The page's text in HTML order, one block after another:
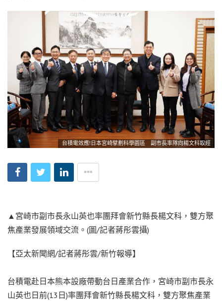
台積電效應!日本宮崎擘劃科學園區 副市長率隊向楊文科取經
▲宮崎市副市長永山英也率團拜會新竹縣長楊文科，雙方聚
焦產業發展領域交流。(圖/記者蔣彤雲攝)
【亞太新聞網/記者蔣彤雲/新竹報導】
台積電赴日本熊本設廠帶動台日產業合作，宮崎市副市長永
山英也日前(13日)率團拜會新竹縣長楊文科，雙方聚焦產業